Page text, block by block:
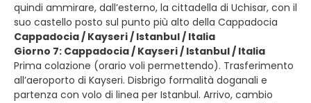
quindi ammirare, dall’esterno, la cittadella di Uchisar, con il
suo castello posto sul punto più alto della Cappadocia
Cappadocia / Kayseri / Istanbul / Italia
Giorno 7: Cappadocia / Kayseri / Istanbul / Italia
Prima colazione (orario voli permettendo). Trasferimento
all’aeroporto di Kayseri. Disbrigo formalità doganali e
partenza con volo di linea per Istanbul. Arrivo, cambio